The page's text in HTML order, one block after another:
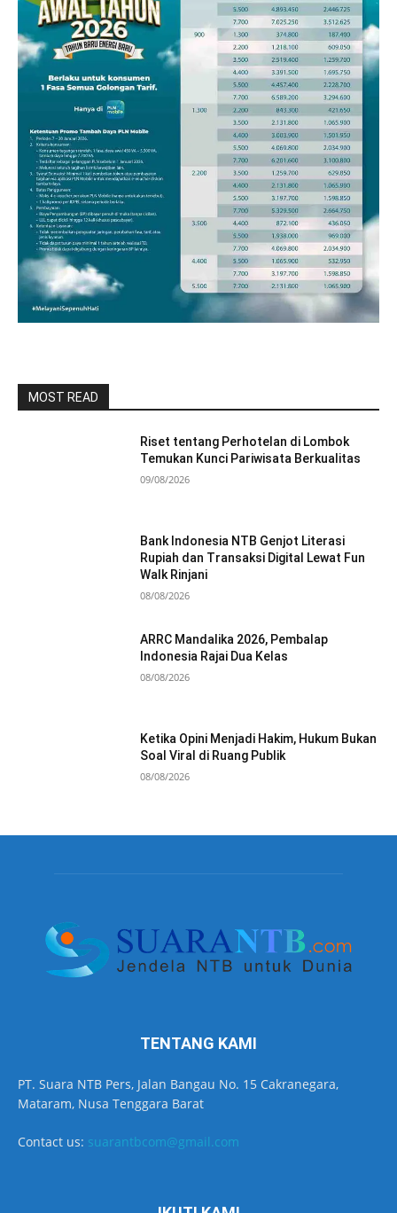
MOST READ
Riset tentang Perhotelan di Lombok
Temukan Kunci Pariwisata Berkualitas
09/08/2026
Bank Indonesia NTB Genjot Literasi
Rupiah dan Transaksi Digital Lewat Fun
Walk Rinjani
08/08/2026
ARRC Mandalika 2026, Pembalap
Indonesia Rajai Dua Kelas
08/08/2026
Ketika Opini Menjadi Hakim, Hukum Bukan
Soal Viral di Ruang Publik
08/08/2026
TENTANG KAMI
PT. Suara NTB Pers, Jalan Bangau No. 15 Cakranegara,
Mataram, Nusa Tenggara Barat
Contact us: suarantbcom@gmail.com